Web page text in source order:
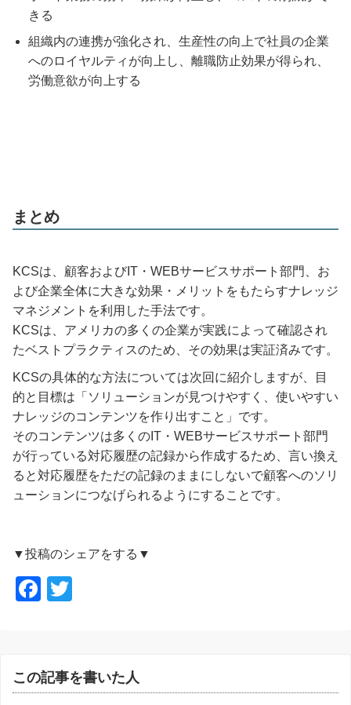
きる
組織内の連携が強化され、生産性の向上で社員の企業
へのロイヤルティが向上し、離職防止効果が得られ、
労働意欲が向上する
まとめ
KCSは、顧客およびIT・WEBサービスサポート部門、お
よび企業全体に大きな効果・メリットをもたらすナレッジ
マネジメントを利用した手法です。
KCSは、アメリカの多くの企業が実践によって確認され
たベストプラクティスのため、その効果は実証済みです。
KCSの具体的な方法については次回に紹介しますが、目
的と目標は「ソリューションが見つけやすく、使いやすい
ナレッジのコンテンツを作り出すこと」です。
そのコンテンツは多くのIT・WEBサービスサポート部門
が行っている対応履歴の記録から作成するため、言い換え
ると対応履歴をただの記録のままにしないで顧客へのソリ
ューションにつなげられるようにすることです。
▼投稿のシェアをする▼
F
e
b
er
この記事を書いた人